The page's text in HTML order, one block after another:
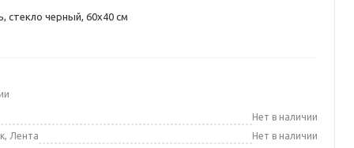
стекло черный, 60x40 см
Нет в наличии
Лента
Нет в наличии